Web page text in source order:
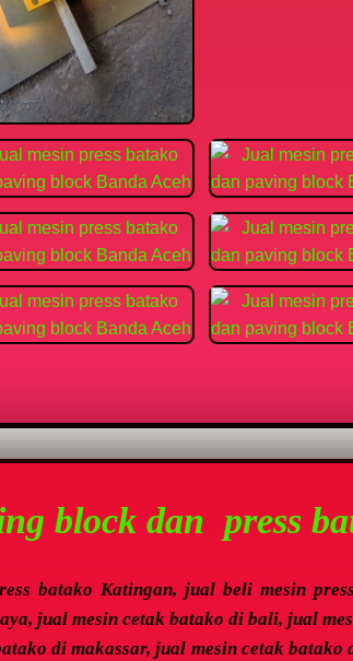
block dan press
batako Katingan, jual beli mesin
jual mesin cetak batako di bali, jual
di makassar, jual mesin cetak batako